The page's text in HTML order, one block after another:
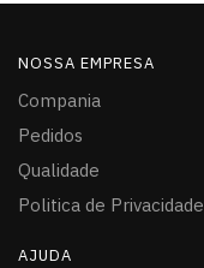
NOSSA EMPRESA
Compania
Pedidos
Qualidade
Politica de Privacidade
AJUDA